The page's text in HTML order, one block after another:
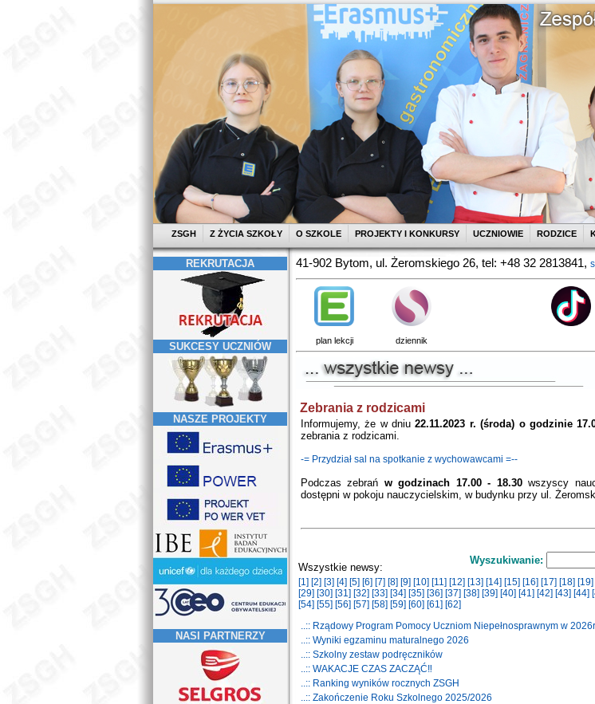
ZSGH Z ŻYCIA SZKOŁY O SZKOLE PROJEKTY I KONKURSY UCZNIOWIE RODZICE
REKRUTACJA
SUKCESY UCZNIÓW
NASZE PROJEKTY
NASI PARTNERZY
41-902 Bytom, ul. Żeromskiego 26, tel: +48 32 2813841,
plan lekcji dziennik
Zebrania z rodzicami
Informujemy, że w dniu22.11.2023 r. (środa) o godzinie
zebrania z rodzicami.
-= Przydział sal na spotkanie z wychowawcami =--
Podczas zebrań w godzinach 17.00 - 18.30wszyscy
dostępni w pokoju nauczycielskim, w budynku przy ul.
Wszystkie newsy:
Wyszukiwanie:
[1] [2] [3] [4] [5] [6] [7] [8] [9] [10] [11] [12] [13] [14] [15] [16] [17] [18] [19]
[29] [30] [31] [32] [33] [34] [35] [36] [37] [38] [39] [40] [41] [42] [43] [44]
[54] [55] [56] [57] [58] [59] [60] [61] [62]
..:: Rządowy Program Pomocy Uczniom Niepełnosprawnym w
..:: Wyniki egzaminu maturalnego 2026
..:: Szkolny zestaw podręczników
..:: WAKACJE CZAS ZACZĄĆ‼️
..:: Ranking wyników rocznych ZSGH
..:: Zakończenie Roku Szkolnego 2025/2026